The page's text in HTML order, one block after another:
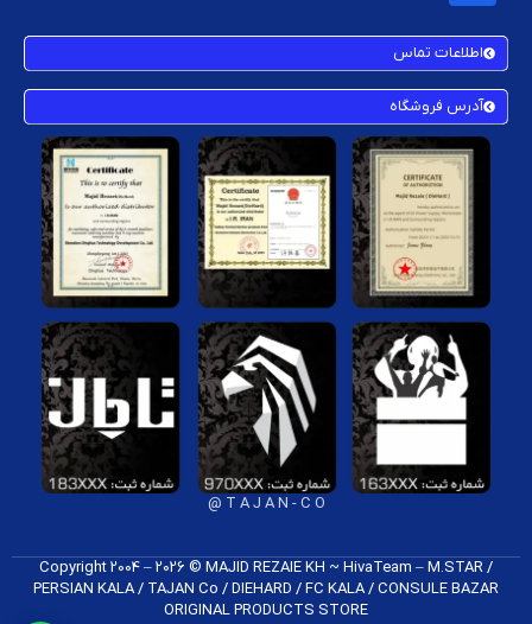
اطلاعات تماس
آدرس فروشگاه
T A J A N - C O @
Copyright 2004 – 2026 © MAJID REZAIE KH ~ HivaTeam – M.STAR /
PERSIAN KALA / TAJAN Co / DIEHARD / FC K​ALA / CONSULE BAZAR
ORIGINAL PRODUCTS​ STORE